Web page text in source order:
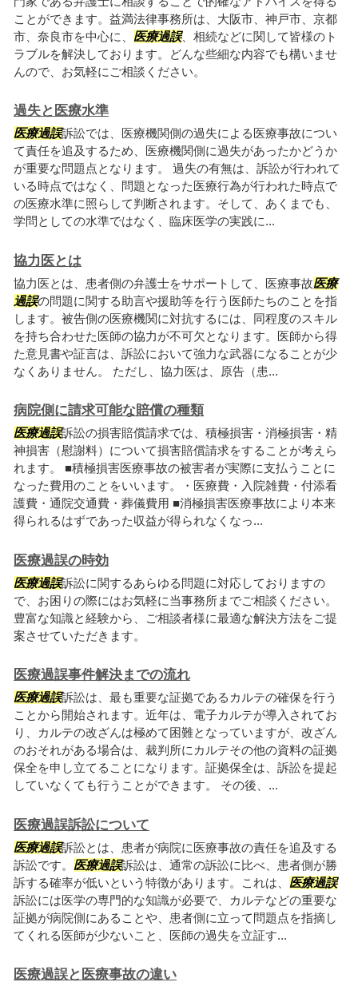
ことができます。益満法律事務所は、大阪市、神戸市、京都
市、奈良市を中心に、 医療過誤、相続などに関して皆様のト
ラブルを解決しております。どんな些細な内容でも構いませ
んので、お気軽にご相談ください。
過失と医療水準
医療過誤訴訟では、医療機関側の過失による医療事故につい
て責任を追及するため、医療機関側に過失があったかどうか
が重要な問題点となります。 過失の有無は、訴訟が行われて
いる時点ではなく、問題となった医療行為が行われた時点で
の医療水準に照らして判断されます。そして、あくまでも、
学問としての水準ではなく、臨床医学の実践に...
協力医とは
協力医とは、患者側の弁護士をサポートして、医療事故医療
過誤の問題に関する助言や援助等を行う医師たちのことを指
します。被告側の医療機関に対抗するには、同程度のスキル
を持ち合わせた医師の協力が不可欠となります。医師から得
た意見書や証言は、訴訟において強力な武器になることが少
なくありません。 ただし、協力医は、原告（患...
病院側に請求可能な賠償の種類
医療過誤訴訟の損害賠償請求では、積極損害・消極損害・精
神損害（慰謝料）について損害賠償請求をすることが考えら
れます。 ■積極損害医療事故の被害者が実際に支払うことに
なった費用のことをいいます。・医療費・入院雑費・付添看
護費・通院交通費・葬儀費用 ■消極損害医療事故により本来
得られるはずであった収益が得られなくなっ...
医療過誤の時効
医療過誤訴訟に関するあらゆる問題に対応しておりますの
で、お困りの際にはお気軽に当事務所までご相談ください。
豊富な知識と経験から、ご相談者様に最適な解決方法をご提
案させていただきます。
医療過誤事件解決までの流れ
医療過誤訴訟は、最も重要な証拠であるカルテの確保を行う
ことから開始されます。近年は、電子カルテが導入されてお
り、カルテの改ざんは極めて困難となっていますが、改ざん
のおそれがある場合は、裁判所にカルテその他の資料の証拠
保全を申し立てることになります。証拠保全は、訴訟を提起
していなくても行うことができます。 その後、...
医療過誤訴訟について
医療過誤訴訟とは、患者が病院に医療事故の責任を追及する
訴訟です。 医療過誤訴訟は、通常の訴訟に比べ、患者側が勝
訴する確率が低いという特徴があります。これは、 医療過誤
訴訟には医学の専門的な知識が必要で、カルテなどの重要な
証拠が病院側にあることや、患者側に立って問題点を指摘し
てくれる医師が少ないこと、医師の過失を立証す...
医療過誤と医療事故の違い